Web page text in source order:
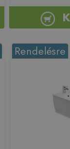
Rendelésre